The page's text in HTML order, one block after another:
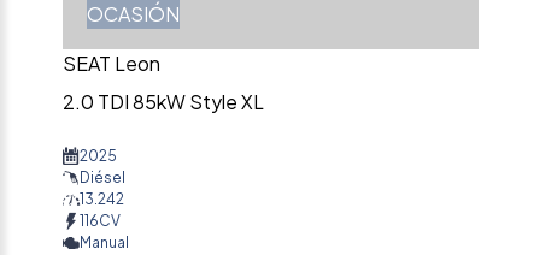
OCASIÓN
SEAT Leon
2.0 TDI 85kW Style XL
2025
Diésel
13.242
116CV
Manual